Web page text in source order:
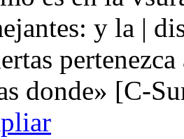
y la |
donde» [C-